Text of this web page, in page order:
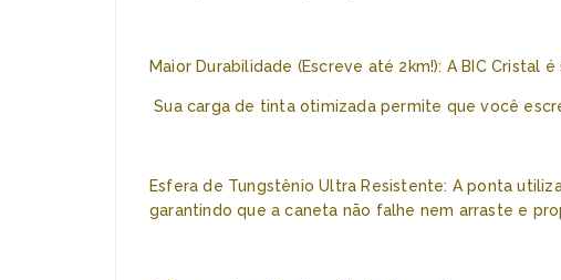
Maior Durabilidade (Escreve até 2km!): A BIC Cristal
Sua carga de tinta otimizada permite que você
Esfera de Tungstênio Ultra Resistente: A ponta
garantindo que a caneta não falhe nem arraste e